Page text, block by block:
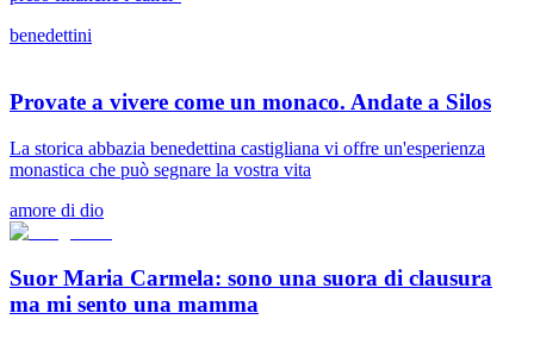
benedettini
Provate a vivere come un monaco. Andate a Silos
La storica abbazia benedettina castigliana vi offre un'esperienza
monastica che può segnare la vostra vita
amore di dio
Suor Maria Carmela: sono una suora di clausura
ma mi sento una mamma